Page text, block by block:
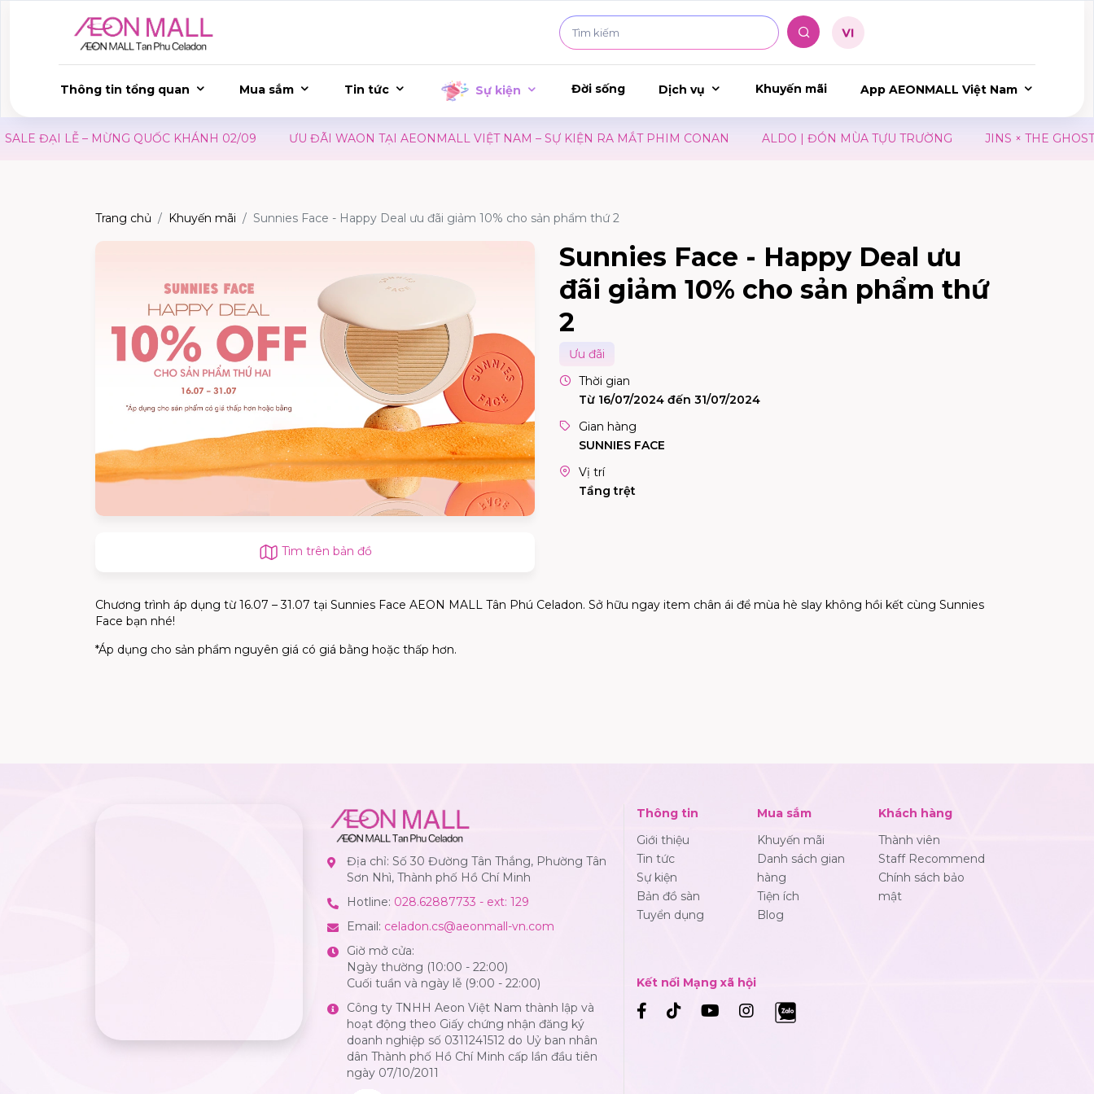
Thông tin tổng quan Mua sắm Tin tức Sự kiện Đời sống Dịch vụ Khuyến mãi App AEONMALL Việt Nam
ĐẠI LỄ – MỪNG QUỐC KHÁNH 02/09 ƯU ĐÃI WAON TẠI AEONMALL VIỆT NAM – SỰ KIỆN RA MẮT PHIM CONAN ALDO | ĐÓN MÙA TỰU TRƯỜNG JINS × THE GHOST
Trang chủ Khuyến mãi Sunnies Face - Happy Deal ưu đãi giảm 10% cho sản phẩm thứ 2
Tìm trên bản đồ
Sunnies Face - Happy Deal ưu
đãi giảm 10% cho sản phẩm thứ
2
Ưu đãi
Thời gian
Từ 16/07/2024 đến 31/07/2024
Gian hàng
SUNNIES FACE
Vị trí
Tầng trệt
Chương trình áp dụng từ 16.07 – 31.07 tại Sunnies Face AEON MALL Tân Phú Celadon. Sở hữu ngay item chân ái để mùa hè slay không hồi kết cùng Sunnies
Face bạn nhé!
*Áp dụng cho sản phẩm nguyên giá có giá bằng hoặc thấp hơn.
Địa chỉ: Số 30 Đường Tân Thắng, Phường Tân
Sơn Nhì, Thành phố Hồ Chí Minh
Hotline: 028.62887733 - ext: 129
Email: celadon.cs@aeonmall-vn.com
Giờ mở cửa:
Ngày thường (10:00 - 22:00)
Cuối tuần và ngày lễ (9:00 - 22:00)
Công ty TNHH Aeon Việt Nam thành lập và
hoạt động theo Giấy chứng nhận đăng ký
doanh nghiệp số 0311241512 do Uỷ ban nhân
dân Thành phố Hồ Chí Minh cấp lần đầu tiên
ngày 07/10/2011
Thông tin
Giới thiệu
Tin tức
Sự kiện
Bản đồ sàn
Tuyển dụng
Mua sắm
Khuyến mãi
Danh sách gian
hàng
Tiện ích
Blog
Khách hàng
Thành viên
Staff Recommend
Chính sách bảo
mật
Kết nối Mạng xã hội